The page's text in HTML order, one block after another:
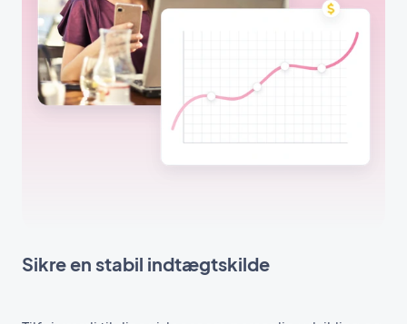
Sikre en stabil indtægtskilde